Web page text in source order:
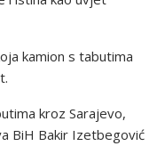
kamion s tabutima
kroz Sarajevo,
BiH Bakir Izetbegović